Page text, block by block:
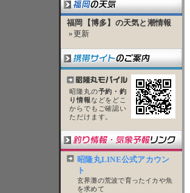
福岡【博多】の天気と潮情報
»更新
昭隆丸の予約・釣
り情報などをどこ
からでもご確認い
ただけます。
昭隆丸LINE公式アカウン
ト
玄界灘の荒波で育ったイカや魚
を求めて